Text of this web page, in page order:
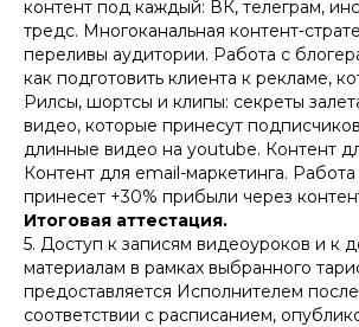
контент под каждый: ВК, телеграм,
тредс. Многоканальная контент-
переливы аудитории. Работа с
как подготовить клиента к рекламе,
Рилсы, шортсы и клипы: секреты
видео, которые принесут
длинные видео на youtube. Контент
Контент для email-маркетинга. Работа
принесет +30% прибыли через
Итоговая аттестация.
5. Доступ к записям видеоуроков и к
материалам в рамках выбранного
предоставляется Исполнителем
соответствии с расписанием,